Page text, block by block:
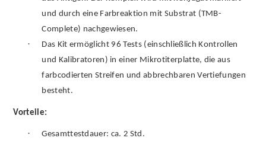
und durch eine Farbreaktion mit Substrat (TMB-
Complete) nachgewiesen.
·
Das Kit ermöglicht 96 Tests (einschließlich Kontrollen
und Kalibratoren) in einer Mikrotiterplatte, die aus
farbcodierten Streifen und abbrechbaren Vertiefungen
besteht.
Vorteile:
· Gesamttestdauer: ca. 2 Std.